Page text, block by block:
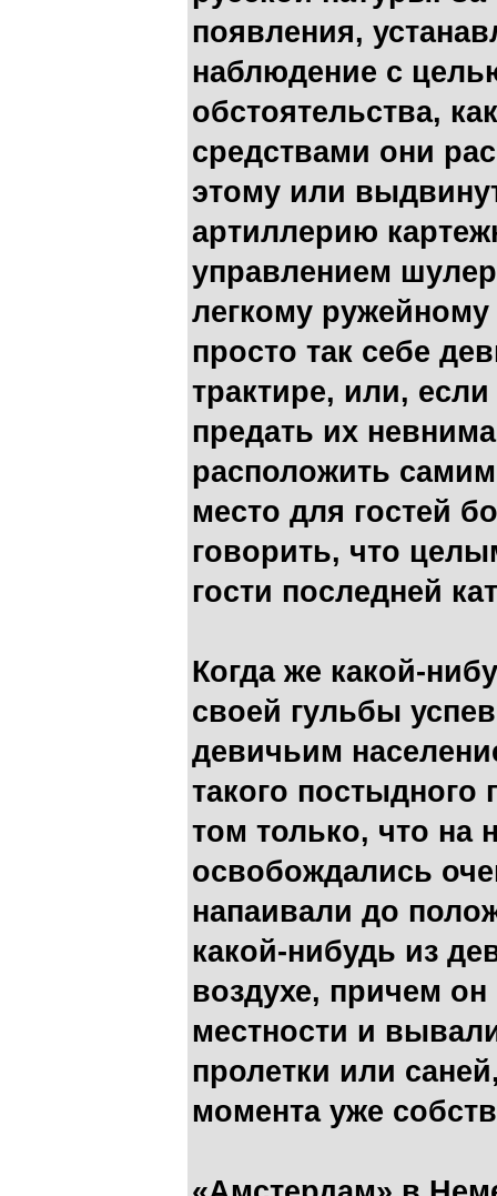
появления,
наблюдение с
обстоятельства,
средствами они
этому или
артиллерию
управлением
легкому
просто так себе
трактире, или,
предать их
расположить
место для гостей
говорить, что
гости последней
Когда же какой-
своей гульбы
девичьим
такого постыдного
том только, что на
освобождались
напаивали до
какой-нибудь из
воздухе, причем
местности и
пролетки или
момента уже